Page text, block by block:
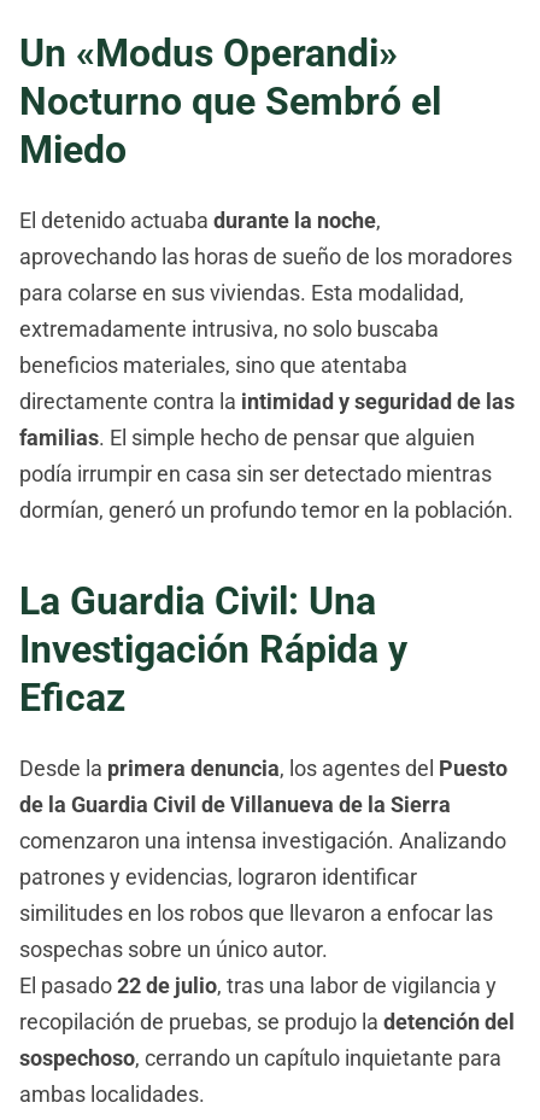
Un «Modus Operandi»
Nocturno que Sembró el
Miedo
El detenido actuaba durante la noche,
aprovechando las horas de sueño de los moradores
para colarse en sus viviendas. Esta modalidad,
extremadamente intrusiva, no solo buscaba
beneficios materiales, sino que atentaba
directamente contra la intimidad y seguridad de las
familias. El simple hecho de pensar que alguien
podía irrumpir en casa sin ser detectado mientras
dormían, generó un profundo temor en la población.
La Guardia Civil: Una
Investigación Rápida y
Eficaz
Desde la primera denuncia, los agentes del Puesto
de la Guardia Civil de Villanueva de la Sierra
comenzaron una intensa investigación. Analizando
patrones y evidencias, lograron identificar
similitudes en los robos que llevaron a enfocar las
sospechas sobre un único autor.
El pasado22 de julio, tras una labor de vigilancia y
recopilación de pruebas, se produjo la detención del
sospechoso, cerrando un capítulo inquietante para
ambas localidades.